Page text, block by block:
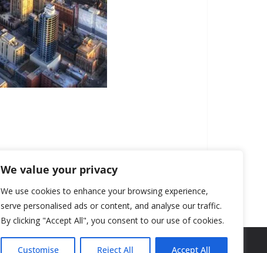
We value your privacy
We use cookies to enhance your browsing experience,
serve personalised ads or content, and analyse our traffic.
By clicking "Accept All", you consent to our use of cookies.
Customise Reject All Accept All